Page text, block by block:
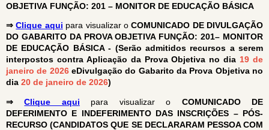
OBJETIVA FUNÇÃO: 201 – MONITOR DE EDUCAÇÃO BÁSICA
⇒Clique aqui para visualizar oCOMUNICADO DE DIVULGAÇÃO
DO GABARITO DA PROVA OBJETIVA FUNÇÃO: 201– MONITOR
DE EDUCAÇÃO BÁSICA - (Serão admitidos recursos a serem
interpostos contra Aplicação da Prova Objetiva no dia 19 de
janeiro de 2026 eDivulgação do Gabarito da Prova Objetiva no
dia 20 de janeiro de 2026)
⇒Clique aqui para visualizar o COMUNICADO DE
DEFERIMENTO E INDEFERIMENTO DAS INSCRIÇÕES – PÓS-
RECURSO(CANDIDATOS QUE SE DECLARARAM PESSOA COM